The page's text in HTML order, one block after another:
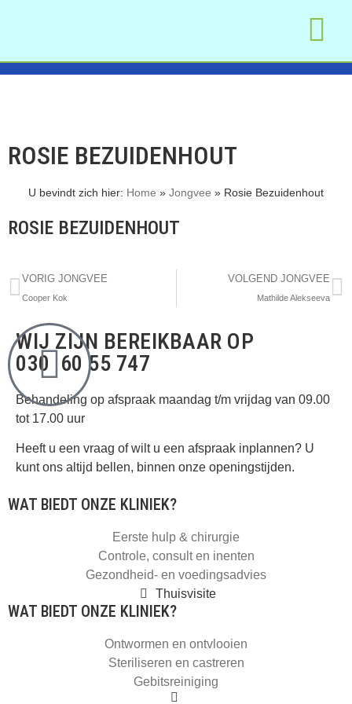
ROSIE BEZUIDENHOUT
U bevindt zich hier: Home » Jongvee » Rosie Bezuidenhout
ROSIE BEZUIDENHOUT
VORIG JONGVEE
Cooper Kok
VOLGEND JONGVEE
Mathilde Alekseeva
WIJ ZIJN BEREIKBAAR OP
030 60 55 747
Behandeling op afspraak maandag t/m vrijdag van 09.00
tot 17.00 uur
Heeft u een vraag of wilt u een afspraak inplannen? U
kunt ons altijd bellen, binnen onze openingstijden.
WAT BIEDT ONZE KLINIEK?
Eerste hulp & chirurgie
Controle, consult en inenten
Gezondheid- en voedingsadvies
Thuisvisite
WAT BIEDT ONZE KLINIEK?
Ontwormen en ontvlooien
Steriliseren en castreren
Gebitsreiniging